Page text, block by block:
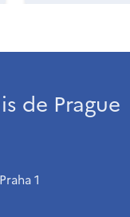
de Prague
1